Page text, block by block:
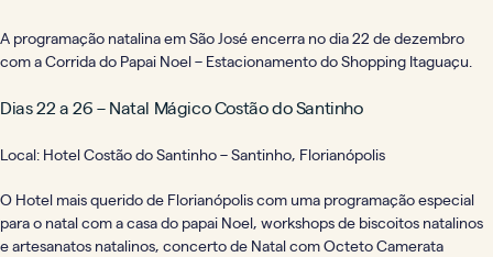
A programação natalina em São José encerra no dia 22 de dezembro
com a Corrida do Papai Noel – Estacionamento do Shopping Itaguaçu.
Dias 22 a 26 – Natal Mágico Costão do Santinho
Local: Hotel Costão do Santinho – Santinho, Florianópolis
O Hotel mais querido de Florianópolis com uma programação especial
para o natal com a casa do papai Noel, workshops de biscoitos natalinos
e artesanatos natalinos, concerto de Natal com Octeto Camerata